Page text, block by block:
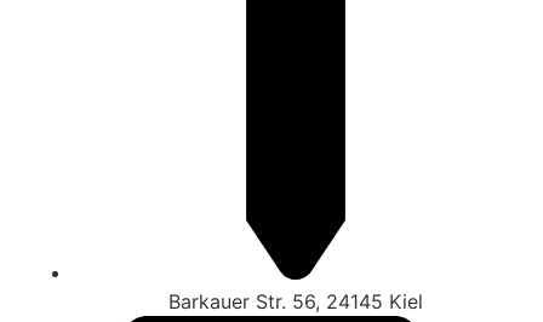
Barkauer Str. 56, 24145 Kiel